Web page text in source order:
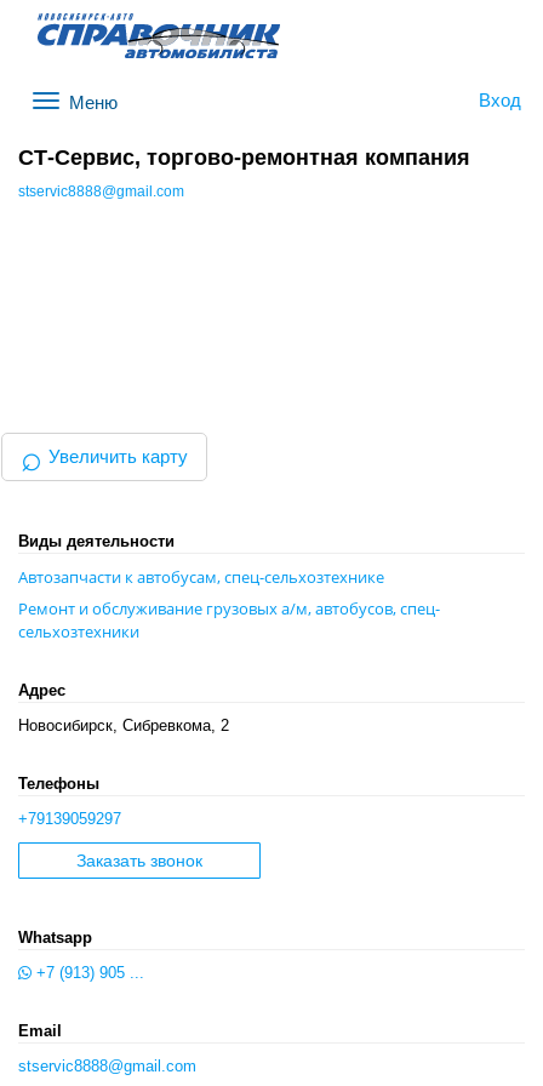
Вход
СТ-Сервис, торгово-ремонтная компания
stservic8888@gmail.com
⌕ Увеличить карту
Виды деятельности
Автозапчасти к автобусам, спец-сельхозтехнике
Ремонт и обслуживание грузовых а/м, автобусов, спец-
сельхозтехники
Адрес
Новосибирск, Сибревкома, 2
Телефоны
+79139059297
Заказать звонок
Whatsapp
+7 (913) 905 ...
Email
stservic8888@gmail.com